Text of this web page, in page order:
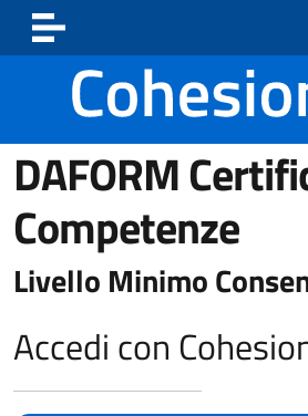
Vai ai contenuti
Vai al footer
DAFORM
Competenze
Livello Minimo
Accedi con